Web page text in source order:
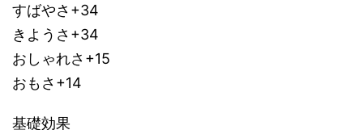
すばやさ+34
きようさ+34
おしゃれさ+15
おもさ+14
基礎効果